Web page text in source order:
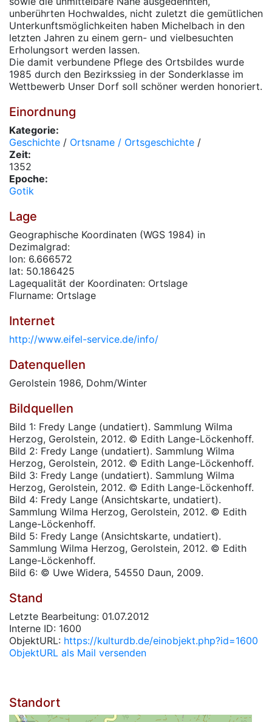
unberührten Hochwaldes, nicht zuletzt die gemütlichen
Unterkunftsmöglichkeiten haben Michelbach in den
letzten Jahren zu einem gern- und vielbesuchten
Erholungsort werden lassen.
Die damit verbundene Pflege des Ortsbildes wurde
1985 durch den Bezirkssieg in der Sonderklasse im
Wettbewerb Unser Dorf soll schöner werden honoriert.
Einordnung
Kategorie:
Geschichte / Ortsname / Ortsgeschichte /
Zeit:
1352
Epoche:
Gotik
Lage
Geographische Koordinaten (WGS 1984) in
Dezimalgrad:
lon: 6.666572
lat: 50.186425
Lagequalität der Koordinaten: Ortslage
Flurname: Ortslage
Internet
http://www.eifel-service.de/info/
Datenquellen
Gerolstein 1986, Dohm/Winter
Bildquellen
Bild 1: Fredy Lange (undatiert). Sammlung Wilma
Herzog, Gerolstein, 2012. © Edith Lange-Löckenhoff.
Bild 2: Fredy Lange (undatiert). Sammlung Wilma
Herzog, Gerolstein, 2012. © Edith Lange-Löckenhoff.
Bild 3: Fredy Lange (undatiert). Sammlung Wilma
Herzog, Gerolstein, 2012. © Edith Lange-Löckenhoff.
Bild 4: Fredy Lange (Ansichtskarte, undatiert).
Sammlung Wilma Herzog, Gerolstein, 2012. © Edith
Lange-Löckenhoff.
Bild 5: Fredy Lange (Ansichtskarte, undatiert).
Sammlung Wilma Herzog, Gerolstein, 2012. © Edith
Lange-Löckenhoff.
Bild 6: © Uwe Widera, 54550 Daun, 2009.
Stand
Letzte Bearbeitung: 01.07.2012
Interne ID: 1600
ObjektURL: https://kulturdb.de/einobjekt.php?id=1600
ObjektURL als Mail versenden
Standort